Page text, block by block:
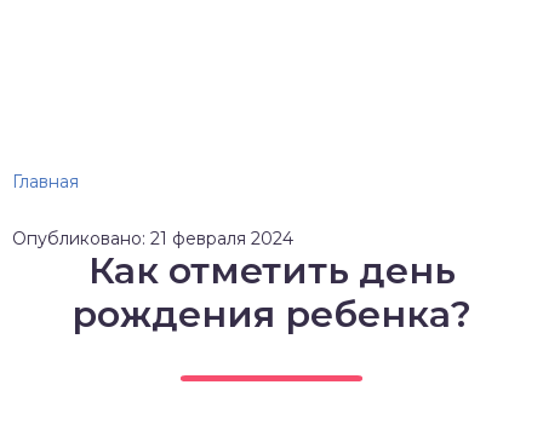
Главная
Опубликовано: 21 февраля 2024
Как отметить день
рождения ребенка?